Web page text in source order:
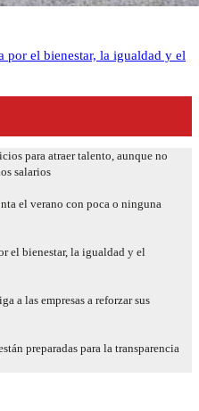
por el bienestar, la igualdad y el
para atraer talento, aunque no
salarios
el verano con poca o ninguna
el bienestar, la igualdad y el
a las empresas a reforzar sus
preparadas para la transparencia